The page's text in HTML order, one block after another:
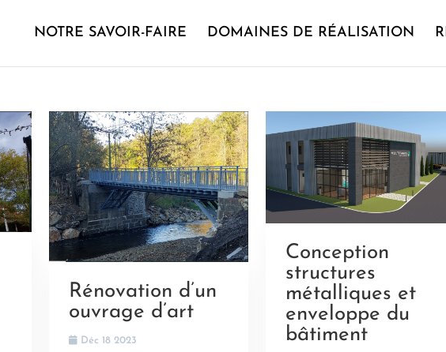
NOTRE SAVOIR-FAIRE DOMAINES DE RÉALISATION
Rénovation d’un
ouvrage d’art
Déc 18 2023
Conception
structures
métalliques et
enveloppe du
bâtiment